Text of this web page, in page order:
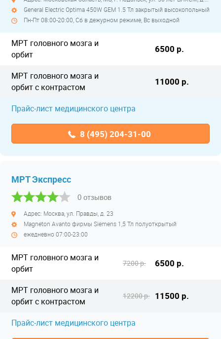
General Electric Optima 450W GEM 1.5 Тл закрытый высокопольный
Пн-Пт 08:00-20:00, Сб в дежурном режиме, Вс выходной
МРТ головного мозга и
орбит
6500 р.
МРТ головного мозга и
орбит с контрастом
11000 р.
Прайс-лист медицинского центра
8 (495) 204-31-00
МРТ Экспресс
0 отзывов
Адрес: Москва, ул. Правды, д. 23
Magneton Avanto фирмы Siemens 1,5 Тл полуоткрытый
ежедневно 07:00-23:00
МРТ головного мозга и
орбит
7200 р. 6500 р.
МРТ головного мозга и
орбит с контрастом
12200 р. 11500 р.
Прайс-лист медицинского центра